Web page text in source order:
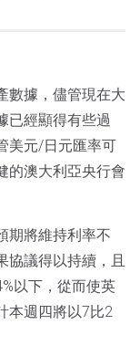
數據，儘管現在大
已經顯得有些過
美元/日元匯率可
的澳大利亞央行會
期將維持利率不
協議得以持續，且
以下，從而使英
本週四將以7比2